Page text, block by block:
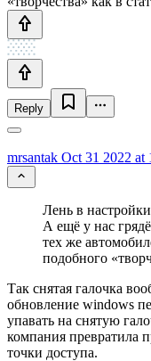
Reply
mrsantak Oct 31 2022 at
Лень в
А ещё у нас
тех же
подобного
Так снятая галочка
обновление windows
упавать на снятую
компания превратила
точки доступа.